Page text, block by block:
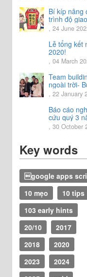
năm 2024
Bí kíp nâng
trình độ
tiếng Nhật.
, 24 June
Lễ tổng kết
2020!
, 04 March
Team
ngoài trời-
trải nghiệm
vời.
, 22 January
Báo cáo
cứu quý 3
2020
, 30 October
Key words
google apps
10 mẹo
10 tips
103 early hints
20/10
2017
2018
2020
2023
2024